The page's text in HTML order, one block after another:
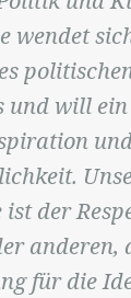
wendet
und will
der
anderen,
für die